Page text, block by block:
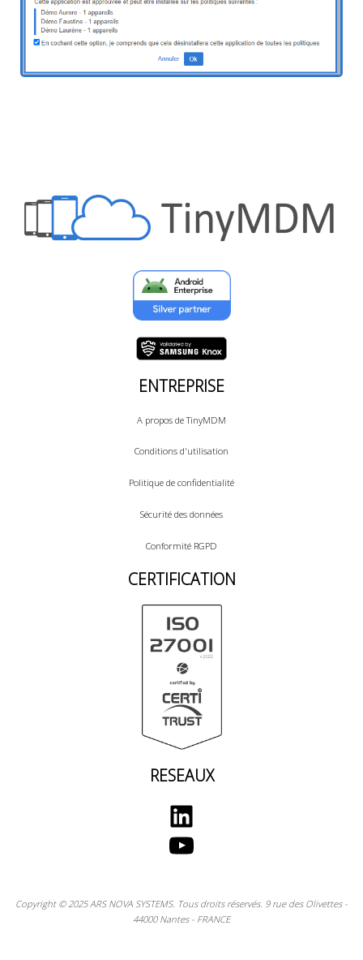
ENTREPRISE
A propos de TinyMDM
Conditions d'utilisation
Politique de confidentialité
Sécurité des données
Conformité RGPD
CERTIFICATION
RESEAUX
LinkedIn
YouTube
Copyright © 2025 ARS NOVA SYSTEMS. Tous droits réservés. 9 rue des Olivettes -
44000 Nantes - FRANCE